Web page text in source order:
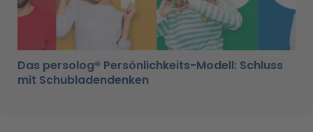
Das persolog® Persönlichkeits-Modell: Schluss
mit Schubladendenken